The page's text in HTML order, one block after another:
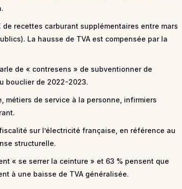
de recettes carburant supplémentaires entre mars
La hausse de TVA est compensée par la
de « contresens » de subventionner de
bouclier de 2022-2023.
métiers de service à la personne, infirmiers
sur l’électricité française, en référence au
structurelle.
« se serrer la ceinture » et 63 % pensent que
à une baisse de TVA généralisée.